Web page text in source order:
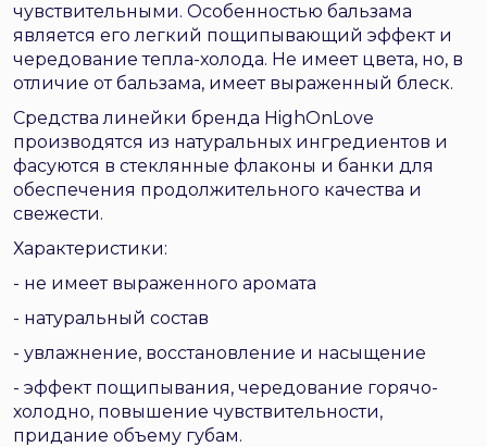
чувствительными. Особенностью бальзама
является его легкий пощипывающий эффект и
чередование тепла-холода. Не имеет цвета, но, в
отличие от бальзама, имеет выраженный блеск.
Средства линейки бренда HighOnLove
производятся из натуральных ингредиентов и
фасуются в стеклянные флаконы и банки для
обеспечения продолжительного качества и
свежести.
Характеристики:
- не имеет выраженного аромата
- натуральный состав
- увлажнение, восстановление и насыщение
- эффект пощипывания, чередование горячо-
холодно, повышение чувствительности,
придание объему губам.